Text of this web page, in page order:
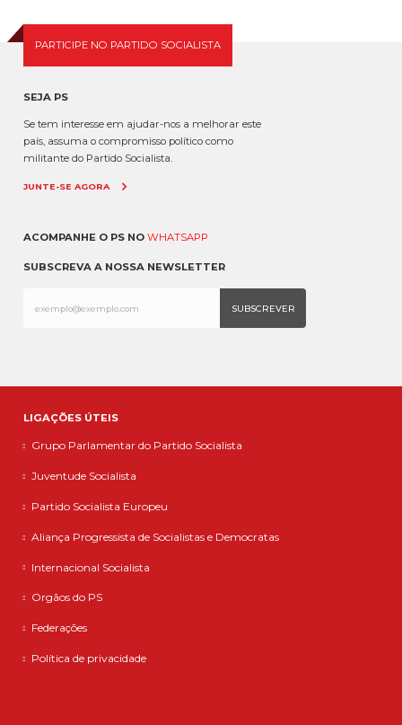
PARTICIPE NO PARTIDO SOCIALISTA
SEJA PS
Se tem interesse em ajudar-nos a melhorar este
país, assuma o compromisso político como
militante do Partido Socialista.
JUNTE-SE AGORA
ACOMPANHE O PS NO WHATSAPP
SUBSCREVA A NOSSA NEWSLETTER
LIGAÇÕES ÚTEIS
Grupo Parlamentar do Partido Socialista
Juventude Socialista
Partido Socialista Europeu
Aliança Progressista de Socialistas e Democratas
Internacional Socialista
Orgãos do PS
Federações
Política de privacidade